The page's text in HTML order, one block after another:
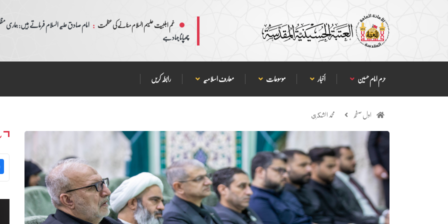
غم اہلبیت علیہم السلام منانے کی عظمت : امام صادق علیہ السلام فرماتے ہیں: ہماری
چھپانا جہاد ہے
حرم امام حسین أخبار موسوعات معارف اسلامیہ رابطہ کریں
اول صفحہ محمد الشكري